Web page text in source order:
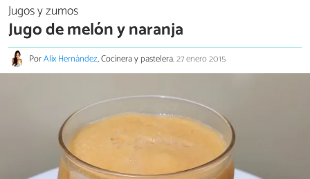
Jugos y zumos
Jugo de melón y naranja
PorAlix Hernández, Cocinera y pastelera.27 enero 2015